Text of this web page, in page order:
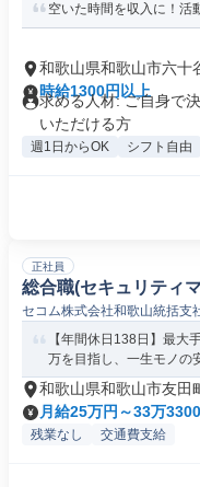
空いた時間を収入に！活
和歌山県和歌山市六十
時給1300円以上
求める人材: ご自身で
いただける方
週1日からOK シフト自由
正社員
総合職(セキュリティ
セコム株式会社和歌山統括支
【年間休日138日】最大
万を目指し、一生モノの
和歌山県和歌山市友田
月給25万円～33万
残業なし 交通費支給